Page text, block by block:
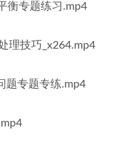
衡专题练习.mp4
理技巧_x264.mp4
题专题专练.mp4